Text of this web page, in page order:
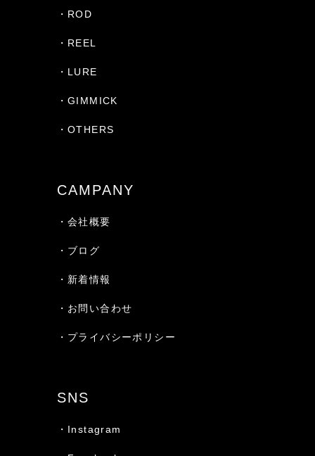
・ROD
・REEL
・LURE
・GIMMICK
・OTHERS
CAMPANY
・会社概要
・ブログ
・新着情報
・お問い合わせ
・プライバシーポリシー
SNS
・Instagram